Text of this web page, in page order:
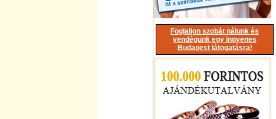
Foglaljon szobát nálunk és
vendégünk egy ingyenes
Budapest látogatásra!